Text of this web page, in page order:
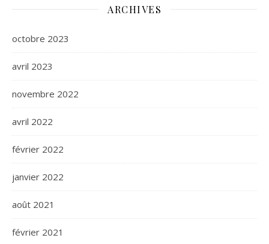
ARCHIVES
octobre 2023
avril 2023
novembre 2022
avril 2022
février 2022
janvier 2022
août 2021
février 2021